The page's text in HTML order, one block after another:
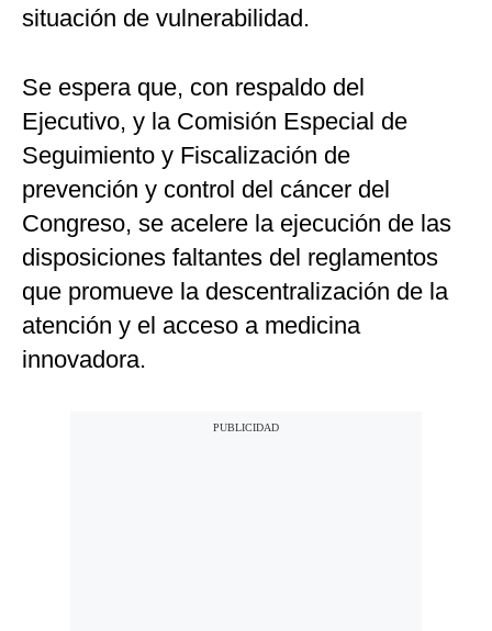
situación de vulnerabilidad.
Se espera que, con respaldo del
Ejecutivo, y la Comisión Especial de
Seguimiento y Fiscalización de
prevención y control del cáncer del
Congreso, se acelere la ejecución de las
disposiciones faltantes del reglamentos
que promueve la descentralización de la
atención y el acceso a medicina
innovadora.